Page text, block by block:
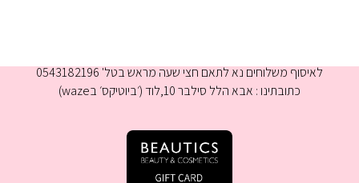
לאיסוף משלוחים נא לתאם חצי שעה מראש בטל' 0543182196
כתובתינו : אבא הלל סילבר 10,לוד (׳ביוטיקס׳ בwaze)